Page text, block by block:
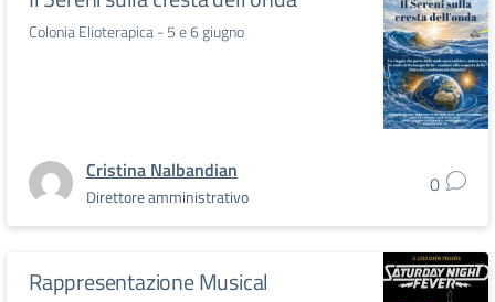
Colonia Elioterapica - 5 e 6 giugno
Cristina Nalbandian
Direttore amministrativo 0
Rappresentazione Musical